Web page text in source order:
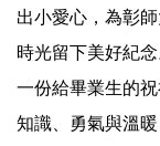
出小愛心，為彰
時光留下美好紀
一份給畢業生的
知識、勇氣與溫